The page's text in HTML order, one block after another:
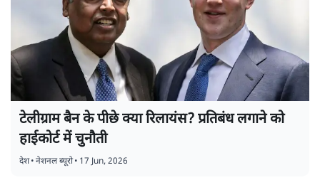
टेलीग्राम बैन के पीछे क्या रिलायंस? प्रतिबंध लगाने को
हाईकोर्ट में चुनौती
देश•नेशनल ब्यूरो• 17 Jun, 2026